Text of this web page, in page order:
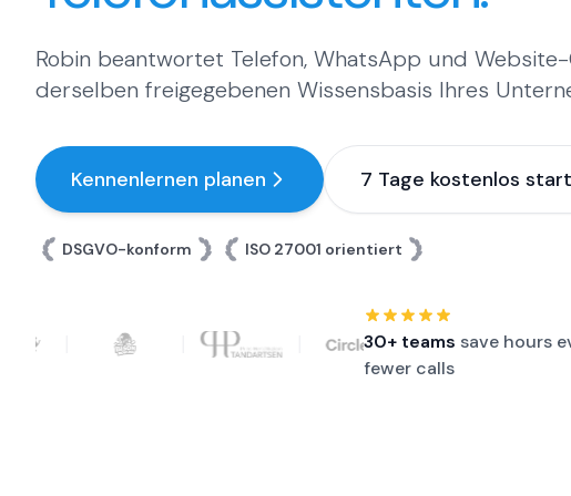
Robin beantwortet Telefon, WhatsApp und
derselben freigegebenen Wissensbasis Ihres
Kennenlernen planen 7 Tage kostenlos
DSGVO-konform ISO 27001 orientiert
Customer logos: Fraai Tandartsen, Franky's Bowling, Bison
30+ teams save hours
fewer calls